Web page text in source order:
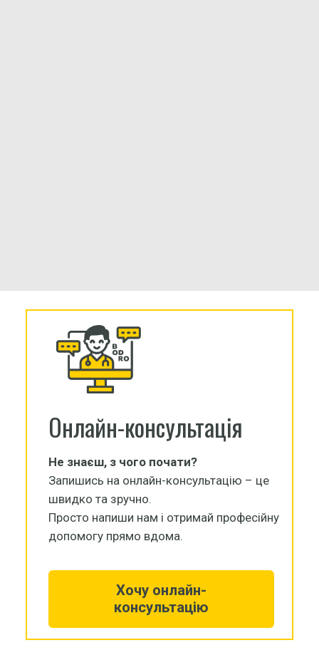
Онлайн-консультація
Не знаєш, з чого почати?
Запишись на онлайн-консультацію – це
швидко та зручно.
Просто напиши нам і отримай професійну
допомогу прямо вдома.
Хочу онлайн-
консультацію